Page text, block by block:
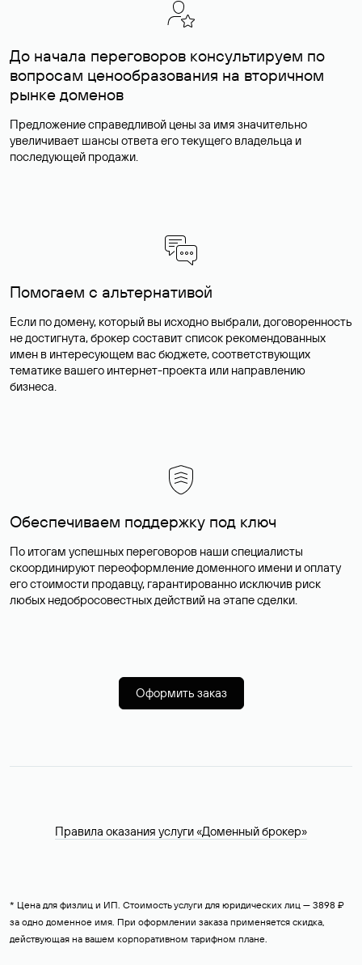
До начала переговоров консультируем по
вопросам ценообразования на вторичном
рынке доменов
Предложение справедливой цены за имя значительно
увеличивает шансы ответа его текущего владельца и
последующей продажи.
Помогаем с альтернативой
Если по домену, который вы исходно выбрали, договоренность
не достигнута, брокер составит список рекомендованных
имен в интересующем вас бюджете, соответствующих
тематике вашего интернет-проекта или направлению
бизнеса.
Обеспечиваем поддержку под ключ
По итогам успешных переговоров наши специалисты
скоординируют переоформление доменного имени и оплату
его стоимости продавцу, гарантированно исключив риск
любых недобросовестных действий на этапе сделки.
Оформить заказ
Правила оказания услуги «Доменный брокер»
* Цена для физлиц и ИП. Стоимость услуги для юридических лиц — 3898 ₽
за одно доменное имя. При оформлении заказа применяется скидка,
действующая на вашем корпоративном тарифном плане.